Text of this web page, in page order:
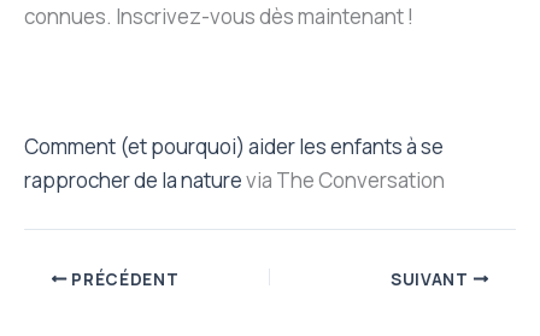
connues. Inscrivez-vous dès maintenant !
Comment (et pourquoi) aider les enfants à se
rapprocher de la naturevia The Conversation
PRÉCÉDENT SUIVANT